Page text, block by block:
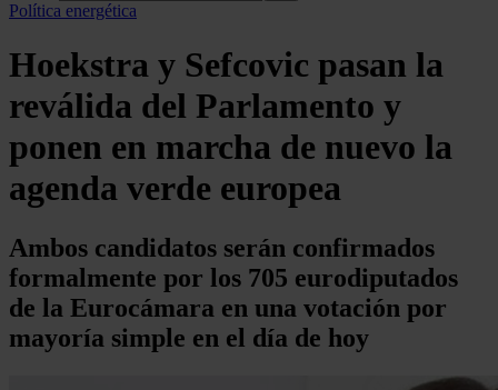
Política energética
Hoekstra y Sefcovic pasan la
reválida del Parlamento y
ponen en marcha de nuevo la
agenda verde europea
Ambos candidatos serán confirmados
formalmente por los 705 eurodiputados
de la Eurocámara en una votación por
mayoría simple en el día de hoy